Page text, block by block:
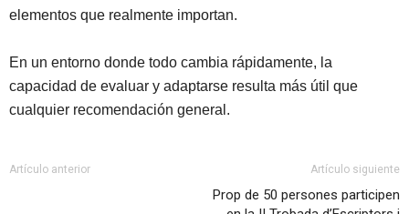
elementos que realmente importan.
En un entorno donde todo cambia rápidamente, la
capacidad de evaluar y adaptarse resulta más útil que
cualquier recomendación general.
Artículo anterior Artículo siguiente
Prop de 50 persones participen